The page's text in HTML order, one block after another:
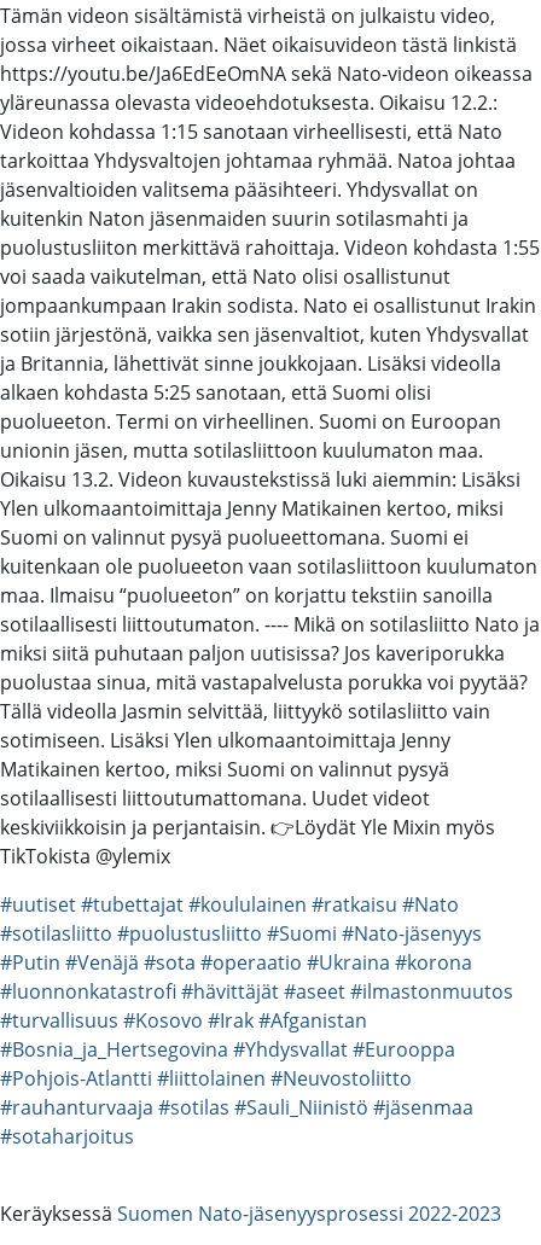
Tämän videon sisältämistä virheistä on julkaistu video,
jossa virheet oikaistaan. Näet oikaisuvideon tästä linkistä
https://youtu.be/Ja6EdEeOmNA sekä Nato-videon oikeassa
yläreunassa olevasta videoehdotuksesta. Oikaisu 12.2.:
Videon kohdassa 1:15 sanotaan virheellisesti, että Nato
tarkoittaa Yhdysvaltojen johtamaa ryhmää. Natoa johtaa
jäsenvaltioiden valitsema pääsihteeri. Yhdysvallat on
kuitenkin Naton jäsenmaiden suurin sotilasmahti ja
puolustusliiton merkittävä rahoittaja. Videon kohdasta 1:55
voi saada vaikutelman, että Nato olisi osallistunut
jompaankumpaan Irakin sodista. Nato ei osallistunut Irakin
sotiin järjestönä, vaikka sen jäsenvaltiot, kuten Yhdysvallat
ja Britannia, lähettivät sinne joukkojaan. Lisäksi videolla
alkaen kohdasta 5:25 sanotaan, että Suomi olisi
puolueeton. Termi on virheellinen. Suomi on Euroopan
unionin jäsen, mutta sotilasliittoon kuulumaton maa.
Oikaisu 13.2. Videon kuvaustekstissä luki aiemmin: Lisäksi
Ylen ulkomaantoimittaja Jenny Matikainen kertoo, miksi
Suomi on valinnut pysyä puolueettomana. Suomi ei
kuitenkaan ole puolueeton vaan sotilasliittoon kuulumaton
maa. Ilmaisu “puolueeton” on korjattu tekstiin sanoilla
sotilaallisesti liittoutumaton. ---- Mikä on sotilasliitto Nato ja
miksi siitä puhutaan paljon uutisissa? Jos kaveriporukka
puolustaa sinua, mitä vastapalvelusta porukka voi pyytää?
Tällä videolla Jasmin selvittää, liittyykö sotilasliitto vain
sotimiseen. Lisäksi Ylen ulkomaantoimittaja Jenny
Matikainen kertoo, miksi Suomi on valinnut pysyä
sotilaallisesti liittoutumattomana. Uudet videot
keskiviikkoisin ja perjantaisin. 👉Löydät Yle Mixin myös
TikTokista @ylemix
#uutiset#tubettajat#koululainen #ratkaisu #Nato
#sotilasliitto #puolustusliitto #Suomi #Nato-jäsenyys
#Putin #Venäjä #sota #operaatio #Ukraina #korona
#luonnonkatastrofi #hävittäjät#aseet#ilmastonmuutos
#turvallisuus #Kosovo #Irak#Afganistan
#Bosnia_ja_Hertsegovina #Yhdysvallat#Eurooppa
#Pohjois-Atlantti #liittolainen #Neuvostoliitto
#rauhanturvaaja #sotilas #Sauli_Niinistö #jäsenmaa
#sotaharjoitus
Keräyksessä Suomen Nato-jäsenyysprosessi 2022-2023